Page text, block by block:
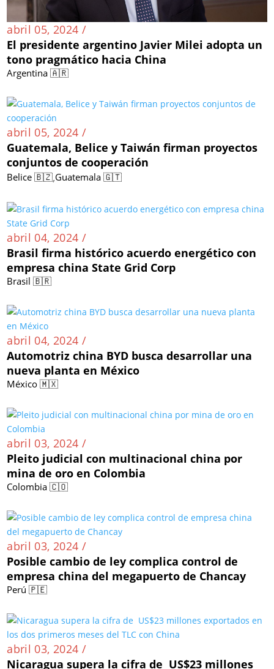
abril 05, 2024 /
El presidente argentino Javier Milei adopta un
tono pragmático hacia China
Argentina 🇦🇷
abril 05, 2024 /
Guatemala, Belice y Taiwán firman proyectos
conjuntos de cooperación
Belice 🇧🇿,Guatemala 🇬🇹
abril 04, 2024 /
Brasil firma histórico acuerdo energético con
empresa china State Grid Corp
Brasil 🇧🇷
abril 04, 2024 /
Automotriz china BYD busca desarrollar una
nueva planta en México
México 🇲🇽
abril 03, 2024 /
Pleito judicial con multinacional china por
mina de oro en Colombia
Colombia 🇨🇴
abril 03, 2024 /
Posible cambio de ley complica control de
empresa china del megapuerto de Chancay
Perú 🇵🇪
abril 03, 2024 /
Nicaragua supera la cifra de US$23 millones